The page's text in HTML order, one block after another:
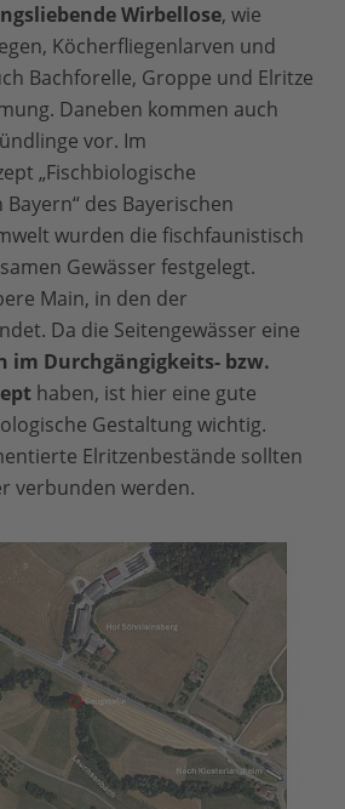
Wirbellose, wie
Köcherfliegenlarven und
Bachforelle, Groppe und Elritze
Daneben kommen auch
vor. Im
„Fischbiologische
des Bayerischen
wurden die fischfaunistisch
Gewässer festgelegt.
Main, in den der
Da die Seitengewässer eine
im Durchgängigkeits- bzw.
haben, ist hier eine gute
Gestaltung wichtig.
Elritzenbestände sollten
verbunden werden.